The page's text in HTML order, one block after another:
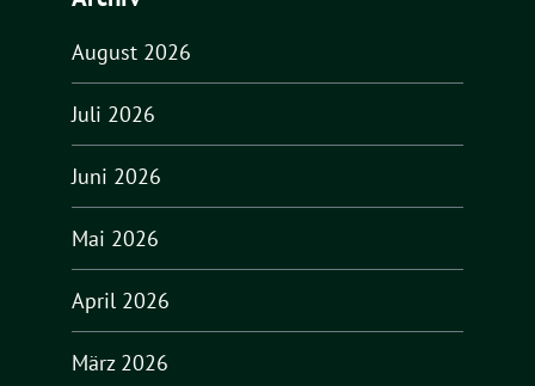
August 2026
Juli 2026
Juni 2026
Mai 2026
April 2026
März 2026